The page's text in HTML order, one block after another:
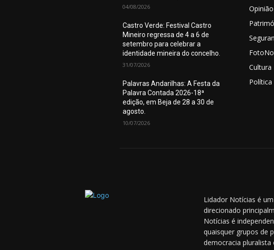
04/08/2026
Castro Verde: Festival Castro
Mineiro regressa de 4 a 6 de
setembro para celebrar a
identidade mineira do concelho.
31/07/2026
Palavras Andarilhas: A Festa da
Palavra Contada 2026-18ª
edição, em Beja de 28 a 30 de
agosto.
10/07/2026
Opinião
Cultura
Política
Lidador Notícias é
direcionado
Notícias é
quaisquer grupos de
democracia pluralista